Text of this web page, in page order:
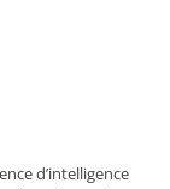
d’intelligence